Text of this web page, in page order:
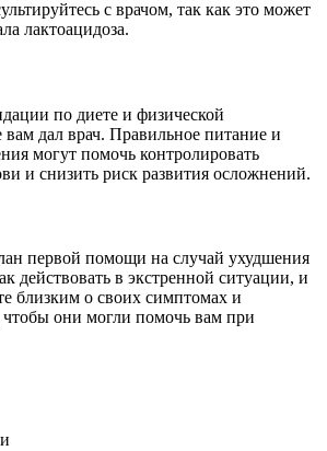
с врачом, так как это может
лактоацидоза.
по диете и физической
вам дал врач. Правильное питание и
могут помочь контролировать
и снизить риск развития осложнений.
первой помощи на случай ухудшения
действовать в экстренной ситуации, и
близким о своих симптомах и
они могли помочь вам при